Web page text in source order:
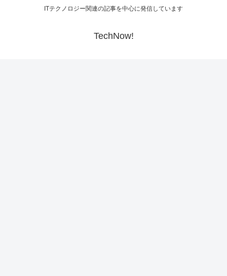
ITテクノロジー関連の記事を中心に発信しています
TechNow!